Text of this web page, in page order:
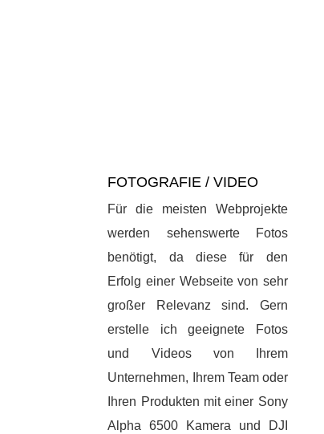
FOTOGRAFIE / VIDEO
Für die meisten Webprojekte
werden sehenswerte Fotos
benötigt, da diese für den
Erfolg einer Webseite von sehr
großer Relevanz sind. Gern
erstelle ich geeignete Fotos
und Videos von Ihrem
Unternehmen, Ihrem Team oder
Ihren Produkten mit einer Sony
Alpha 6500 Kamera und DJI